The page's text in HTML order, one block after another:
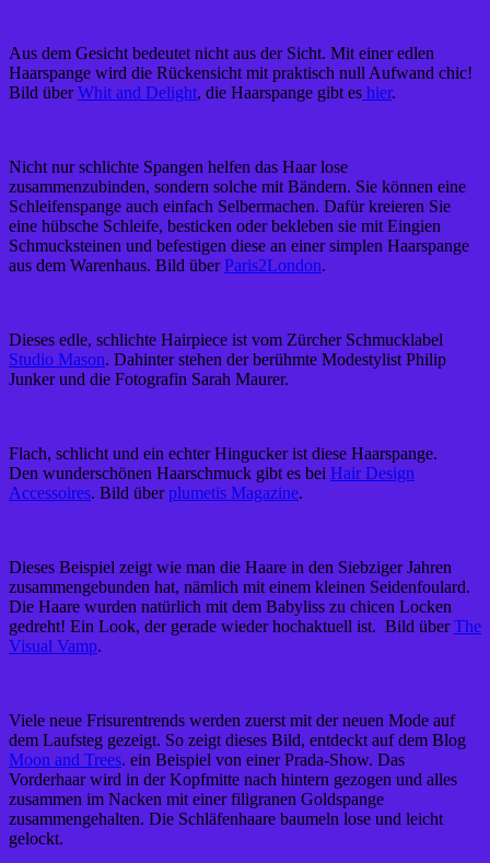
Aus dem Gesicht bedeutet nicht aus der Sicht. Mit einer edlen
Haarspange wird die Rückensicht mit praktisch null Aufwand chic!
Bild überWhit and Delight, die Haarspange gibt es hier.
Nicht nur schlichte Spangen helfen das Haar lose
zusammenzubinden, sondern solche mit Bändern. Sie können eine
Schleifenspange auch einfach Selbermachen. Dafür kreieren Sie
eine hübsche Schleife, besticken oder bekleben sie mit Eingien
Schmucksteinen und befestigen diese an einer simplen Haarspange
aus dem Warenhaus. Bild über Paris2London.
Dieses edle, schlichte Hairpiece ist vom Zürcher Schmucklabel
Studio Mason. Dahinter stehen der berühmte Modestylist Philip
Junker und die Fotografin Sarah Maurer.
Flach, schlicht und ein echter Hingucker ist diese Haarspange.
Den wunderschönen Haarschmuck gibt es bei Hair Design
Accessoires. Bild überplumetis Magazine.
Dieses Beispiel zeigt wie man die Haare in den Siebziger Jahren
zusammengebunden hat, nämlich mit einem kleinen Seidenfoulard.
Die Haare wurden natürlich mit dem Babyliss zu chicen Locken
gedreht! Ein Look, der gerade wieder hochaktuell ist. Bild überThe
Visual Vamp.
Viele neue Frisurentrends werden zuerst mit der neuen Mode auf
dem Laufsteg gezeigt. So zeigt dieses Bild, entdeckt auf dem Blog
Moon and Trees. ein Beispiel von einer Prada-Show. Das
Vorderhaar wird in der Kopfmitte nach hintern gezogen und alles
zusammen im Nacken mit einer filigranen Goldspange
zusammengehalten. Die Schläfenhaare baumeln lose und leicht
gelockt.